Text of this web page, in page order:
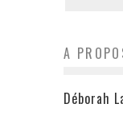
A
Déborah